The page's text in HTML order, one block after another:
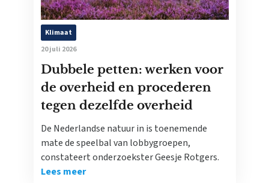
Klimaat
20 juli 2026
Dubbele petten: werken voor
de overheid en procederen
tegen dezelfde overheid
De Nederlandse natuur in is toenemende
mate de speelbal van lobbygroepen,
constateert onderzoekster Geesje Rotgers.
Lees meer